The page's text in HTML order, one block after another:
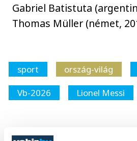
Gabriel Batistuta
Thomas Müller (német,
sport ország-világ
Vb-2026
Lionel Messi